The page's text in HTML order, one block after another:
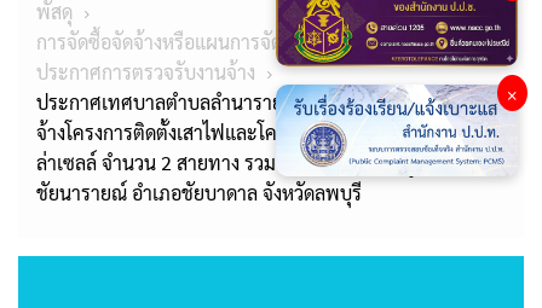
พัสดุ
การจัดซื้อจัดจ้างหรือแผนการจัดหาพัสดุ
ประกาศการตรวจรับงานจ้าง
ประกาศเทศบาลตำบลลำนารายณ์ เรื่อง การตรวจรับงาน
จ้างโครงการติดตั้งเสาไฟและโคมไฟถนนแสงสว่างระบบโซ
ล่าเซลล์ จำนวน 2 สายทาง รวมจำนวน 20 ต้น หมู่ที่ 4 ตำบล
ชัยนารายณ์ อำเภอชัยบาดาล จังหวัดลพบุรี
×